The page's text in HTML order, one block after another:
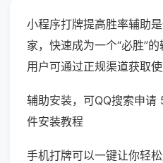
小程序打牌提高胜率辅助
家，快速成为一个“必胜”
用户可通过正规渠道获取使
辅助安装，可QQ搜索申
件安装教程
手机打牌可以一键让你轻